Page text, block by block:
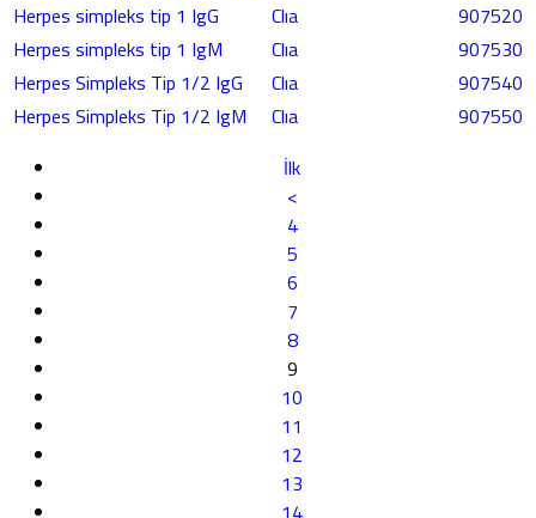
Herpes simpleks tip 1 IgG
Clıa
907520
Herpes simpleks tip 1 IgM
Clıa
907530
Herpes Simpleks Tip 1/2 IgG
Clıa
907540
Herpes Simpleks Tip 1/2 IgM
Clıa
907550
İlk
<
4
5
6
7
8
9
10
11
12
13